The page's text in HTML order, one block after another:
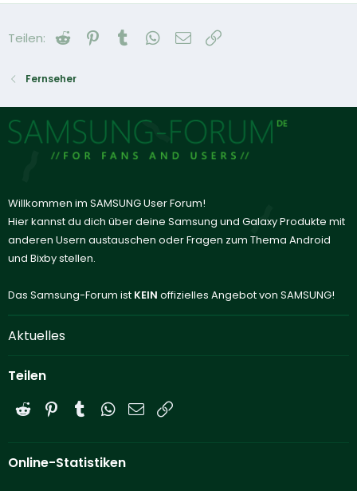
Teilen: Reddit Pinterest
Tumblr WhatsApp
E-Mail
Fernseher
Willkommen im SAMSUNG User Forum!
Hier kannst du dich über deine Samsung und Galaxy Produkte mit
anderen Usern austauschen oder Fragen zum Thema Android
und Bixby stellen.
Das Samsung-Forum ist KEIN offizielles Angebot von SAMSUNG!
Aktuelles
Teilen
Reddit PinterestTumblrWhatsApp
E-Mail
Online-Statistiken